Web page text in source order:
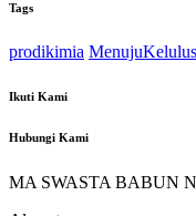
Tags
prodikimia
Ikuti Kami
Hubungi Kami
MA SWASTA BABUN